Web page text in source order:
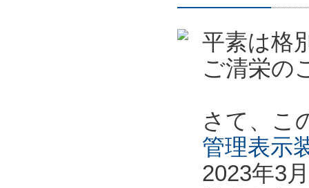
平素は格
ご清栄の
さて、こ
管理表示
2023年3